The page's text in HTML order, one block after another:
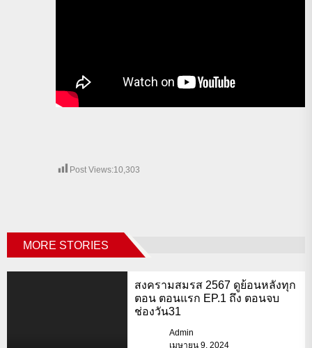
Post Views:10,303
MORE STORIES
สงครามสมรส 2567 ดูย้อนหลังทุก
ตอน ตอนแรก EP.1 ถึง ตอนจบ
ช่องวัน31
Admin
เมษายน 9, 2024